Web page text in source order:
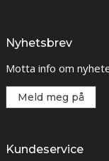
Nyhetsbrev
Motta info om
Meld meg på
Kundeservice